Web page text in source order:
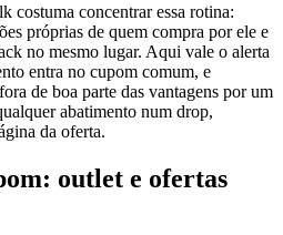
costuma concentrar essa rotina:
próprias de quem compra por ele e
no mesmo lugar. Aqui vale o alerta
entra no cupom comum, e
de boa parte das vantagens por um
abatimento num drop,
da oferta.
outlet e ofertas